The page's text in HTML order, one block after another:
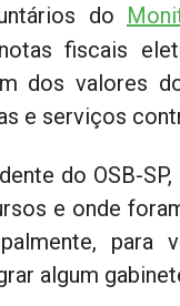
do
fiscais
dos valores
e serviços
do OSB-
e onde
para
algum